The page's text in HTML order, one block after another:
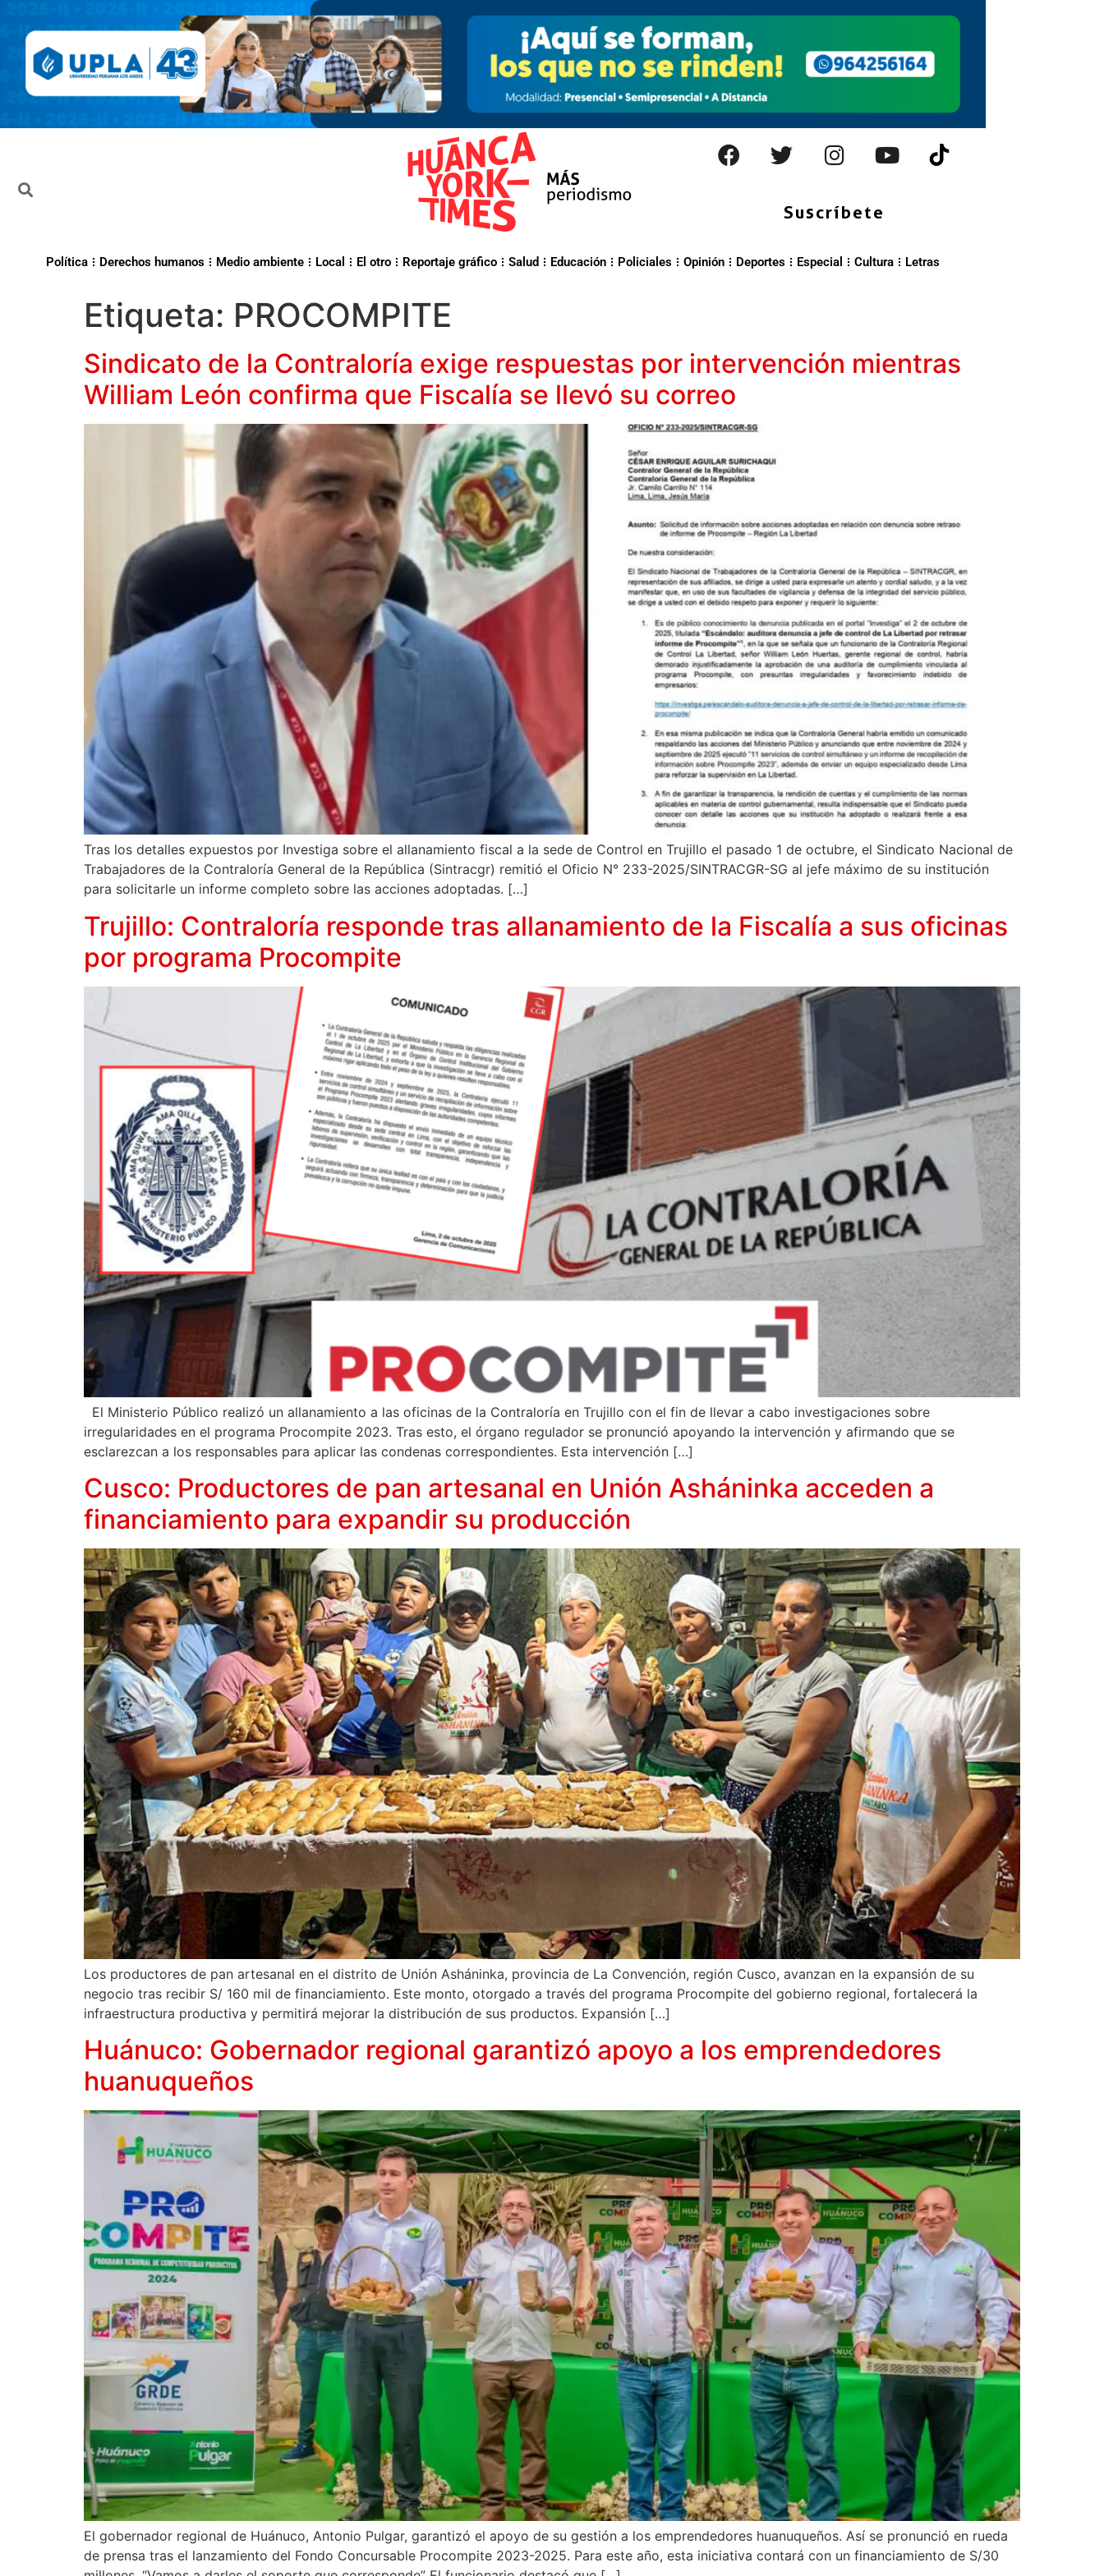
Suscríbete
Política Derechos humanos Medio ambiente Local El otro Reportaje gráfico Salud Educación Policiales Opinión Deportes Especial Cultura Letras
Etiqueta: PROCOMPITE
Sindicato de la Contraloría exige respuestas por intervención mientras
William León confirma que Fiscalía se llevó su correo
Tras los detalles expuestos por Investiga sobre el allanamiento fiscal a la sede de Control en Trujillo el pasado 1 de octubre, el Sindicato Nacional de
Trabajadores de la Contraloría General de la República (Sintracgr) remitió el Oficio N° 233-2025/SINTRACGR-SG al jefe máximo de su institución
para solicitarle un informe completo sobre las acciones adoptadas. […]
Trujillo: Contraloría responde tras allanamiento de la Fiscalía a sus oficinas
por programa Procompite
El Ministerio Público realizó un allanamiento a las oficinas de la Contraloría en Trujillo con el fin de llevar a cabo investigaciones sobre
irregularidades en el programa Procompite 2023. Tras esto, el órgano regulador se pronunció apoyando la intervención y afirmando que se
esclarezcan a los responsables para aplicar las condenas correspondientes. Esta intervención […]
Cusco: Productores de pan artesanal en Unión Asháninka acceden a
financiamiento para expandir su producción
Los productores de pan artesanal en el distrito de Unión Asháninka, provincia de La Convención, región Cusco, avanzan en la expansión de su
negocio tras recibir S/ 160 mil de financiamiento. Este monto, otorgado a través del programa Procompite del gobierno regional, fortalecerá la
infraestructura productiva y permitirá mejorar la distribución de sus productos. Expansión […]
Huánuco: Gobernador regional garantizó apoyo a los emprendedores
huanuqueños
El gobernador regional de Huánuco, Antonio Pulgar, garantizó el apoyo de su gestión a los emprendedores huanuqueños. Así se pronunció en rueda
de prensa tras el lanzamiento del Fondo Concursable Procompite 2023-2025. Para este año, esta iniciativa contará con un financiamiento de S/30